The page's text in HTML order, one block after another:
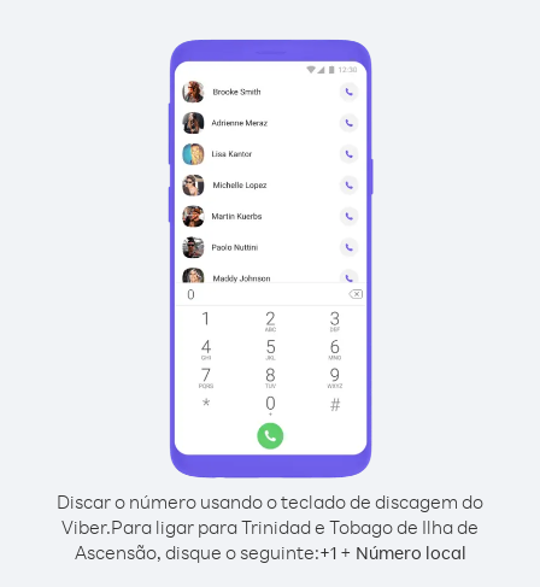
Discar o número usando o teclado de discagem do
Viber.Para ligar para Trinidad e Tobago de Ilha de
Ascensão, disque o seguinte:+1+ Número local